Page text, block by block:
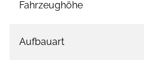
Fahrzeughöhe
Aufbauart